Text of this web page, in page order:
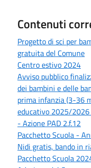
Contenuti
Progetto di sci per
gratuita del Comune
Centro estivo 2024
Avviso pubblico
dei bambini e delle
prima infanzia (3-36
educativo 2025/
- Azione PAD 2.f.12
Pacchetto Scuola -
Nidi gratis, bando in
Pacchetto Scuola